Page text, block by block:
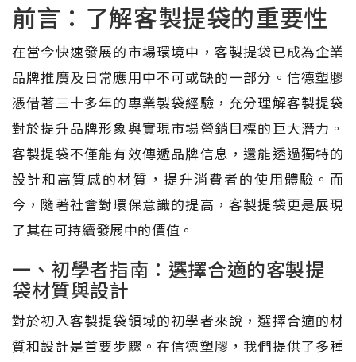
前言：了解客製提袋的重要性
在當今快速發展的市場環境中，客製提袋已成為企業
品牌推廣及日常應用中不可或缺的一部分。信德塑膠
憑借著三十多年的專業製袋經驗，充分理解客製提袋
對於提升品牌形象與實現市場營銷目標的巨大潛力。
客製提袋不僅能有效傳遞品牌信息，還能透過獨特的
設計和高質感的材質，提升消費者的使用體驗。而
今，隨著社會對環保意識的提高，客製提袋更是展現
了其在可持續發展中的價值。
一、初學者指南：選擇合適的客製提
袋材質與設計
對於初入客製提袋領域的初學者來說，選擇合適的材
質和設計是首要步驟。在信德塑膠，我們提供了多種